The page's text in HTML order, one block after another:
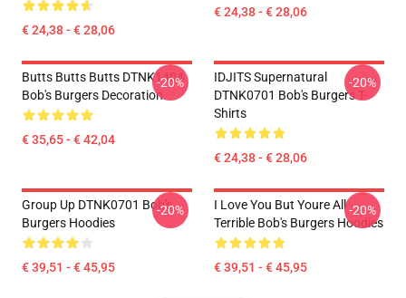
€ 24,38 - € 28,06
€ 24,38 - € 28,06
Butts Butts Butts DTNK1404
Bob's Burgers Decoration
€ 35,65 - € 42,04
-20%
IDJITS Supernatural
DTNK0701 Bob's Burgers T-
Shirts
€ 24,38 - € 28,06
-20%
Group Up DTNK0701 Bob's
Burgers Hoodies
€ 39,51 - € 45,95
-20%
I Love You But Youre All
Terrible Bob's Burgers Hoodies
€ 39,51 - € 45,95
-20%